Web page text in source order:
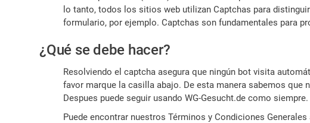
confirme
es
humano
lo tanto, todos los sitios web utilizan Captchas para
formulario, por ejemplo. Captchas son fundamentales para
¿Qué se debe hacer?
Resolviendo el captcha asegura que ningún bot visita
favor marque la casilla abajo. De esta manera sabemos que
Despues puede seguir usando WG-Gesucht.de como siempre.
Puede encontrar nuestros Términos y Condiciones Generales